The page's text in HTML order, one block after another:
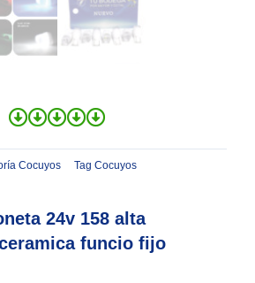
Cocuyos Tag Cocuyos
24v 158 alta
funcio fijo